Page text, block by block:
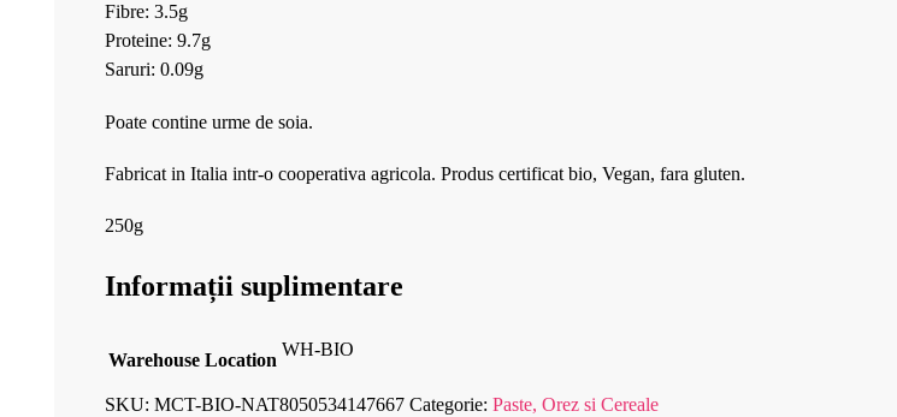
Fibre: 3.5g
Proteine: 9.7g
Saruri: 0.09g
Poate contine urme de soia.
Fabricat in Italia intr-o cooperativa agricola. Produs certificat bio, Vegan, fara gluten.
250g
Informații suplimentare
Warehouse Location
WH-BIO
SKU: MCT-BIO-NAT8050534147667 Categorie: Paste, Orez si Cereale